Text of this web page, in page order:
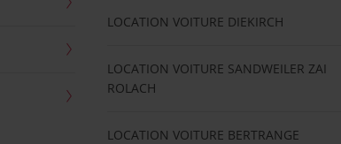
LOCATION VOITURE DIEKIRCH
LOCATION VOITURE SANDWEILER ZAI
ROLACH
LOCATION VOITURE BERTRANGE